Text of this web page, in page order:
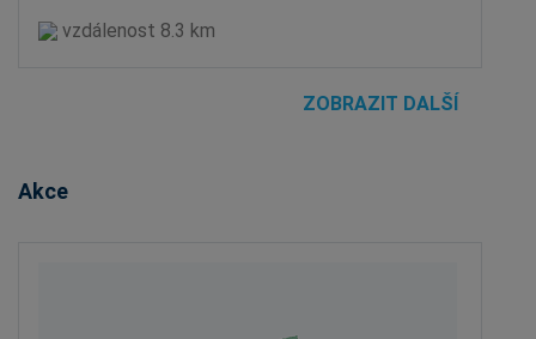
vzdálenost 8.3 km
ZOBRAZIT DALŠÍ
Akce